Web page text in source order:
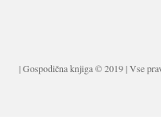
| Gospodična knjiga © 2019 | Vse